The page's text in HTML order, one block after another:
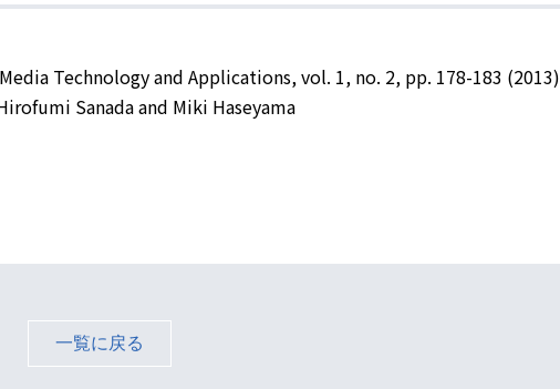
Technology and Applications, vol. 1, no. 2, pp. 178-183 (2013)
Sanada and Miki Haseyama
一覧に戻る